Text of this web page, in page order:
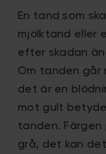
En tand som
mjölktand eller
efter skadan
Om tanden
det är en
mot gult
tanden. Färgen
grå, det kan